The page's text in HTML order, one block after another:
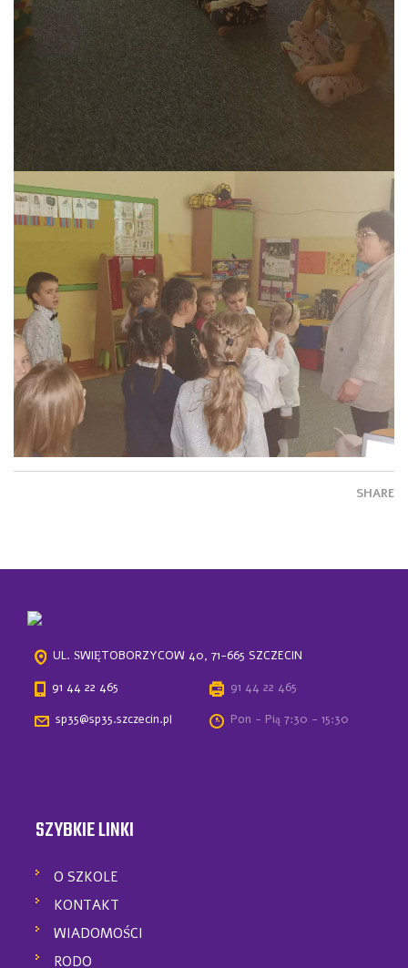
SHARE
UL. ŚWIĘTOBORZYCÓW 40, 71-665 SZCZECIN
91 44 22 465
91 44 22 465
sp35@sp35.szczecin.pl
Pon - Pią 7:30 - 15:30
SZYBKIE LINKI
O SZKOLE
KONTAKT
WIADOMOŚCI
RODO